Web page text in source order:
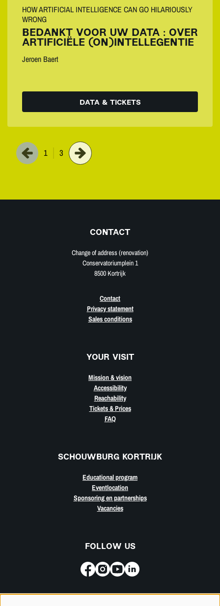
BEDANKT VOOR UW DATA : OVER
ARTIFICIËLE (ON)INTELLEGENTIE
Jeroen Baert
HOW ARTIFICIAL INTELLIGENCE CAN GO HILARIOUSLY
WRONG
DATA & TICKETS
1 3
CONTACT
Change of address (renovation)
Conservatoriumplein 1
8500 Kortrijk
Contact
Privacy statement
Sales conditions
YOUR VISIT
Mission & vision
Accessibility
Reachability
Tickets & Prices
FAQ
SCHOUWBURG KORTRIJK
Educational program
Eventlocation
Sponsoring en partnerships
Vacancies
FOLLOW US